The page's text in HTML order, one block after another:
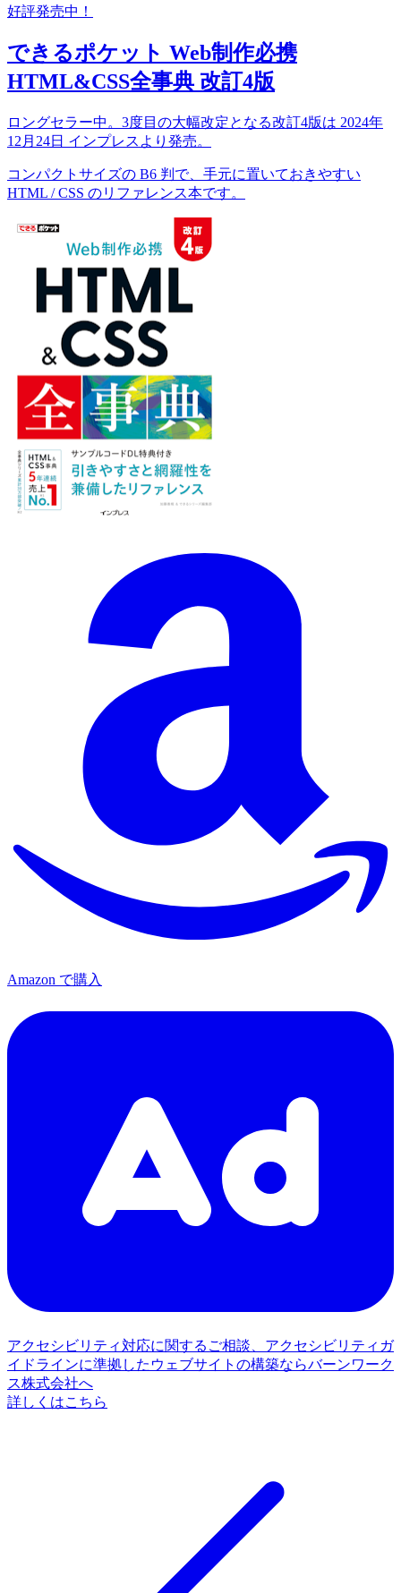
好評発売中！
できるポケット Web制作必携
HTML&CSS全事典 改訂4版
ロングセラー中。3度目の大幅改定となる改訂4版は 2024年
12月24日 インプレスより発売。
コンパクトサイズの B6 判で、手元に置いておきやすい
HTML / CSS のリファレンス本です。
Amazon で購入
アクセシビリティ対応に関するご相談、アクセシビリティガ
イドラインに準拠したウェブサイトの構築ならバーンワーク
ス株式会社へ
詳しくはこちら